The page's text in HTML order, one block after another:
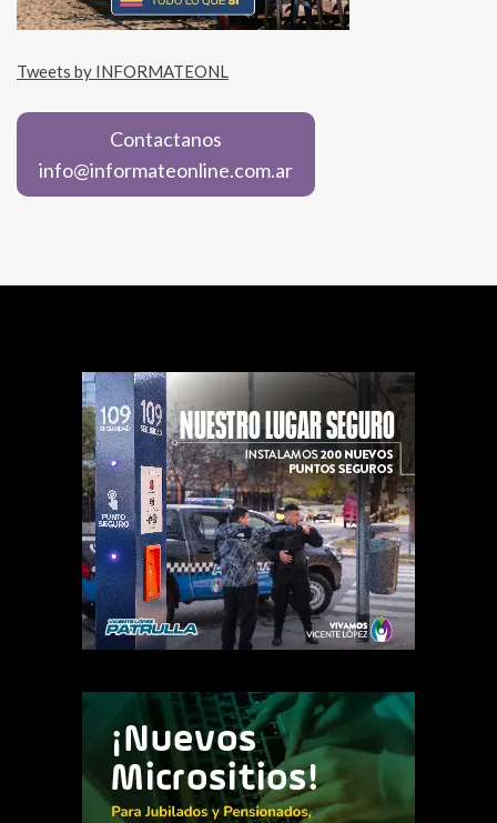
Tweets by INFORMATEONL
Contactanos
info@informateonline.com.ar